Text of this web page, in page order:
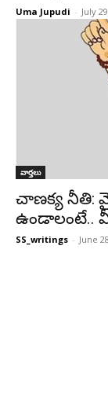
Uma Jupudi - July
వార్తలు
చాణక్య నీతి:
ఉండాలంటే..
SS_writings - June